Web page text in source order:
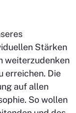
Stärken
weiterzudenken
erreichen. Die
auf allen
So wollen